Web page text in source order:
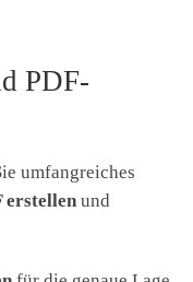
PDF-
umfangreiches
erstellen und